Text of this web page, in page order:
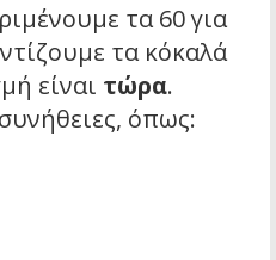
τα 60 για
τα κόκαλά
είναι τώρα.
όπως: